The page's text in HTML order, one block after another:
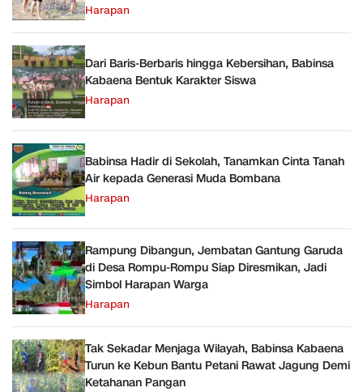
Harapan
Dari Baris-Berbaris hingga Kebersihan, Babinsa
Kabaena Bentuk Karakter Siswa
Harapan
Babinsa Hadir di Sekolah, Tanamkan Cinta Tanah
Air kepada Generasi Muda Bombana
Harapan
Rampung Dibangun, Jembatan Gantung Garuda
di Desa Rompu-Rompu Siap Diresmikan, Jadi
Simbol Harapan Warga
Harapan
Tak Sekadar Menjaga Wilayah, Babinsa Kabaena
Turun ke Kebun Bantu Petani Rawat Jagung Demi
Ketahanan Pangan